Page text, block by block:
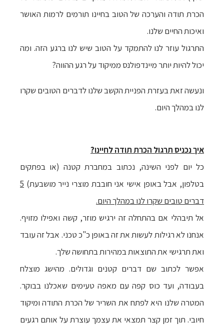
הכרת תודה והערכה של הטוב בחיינו תורמים לרמות האושר
ואיכות החיים שלנו.
התרגול עוזר לנו להתמקד על הטוב שיש לנו ברגע הזה. ומה
יכול להיות יותר מיינדפולנס ממיקוד על רגע ההווה?
ונעשה זאת בעזרת הפניית הקשב שלנו לדברים הטובים שקרו
לנו במהלך היום.
איך נכניס תרגול הכרת תודה לחיינו?
כל יום לפני השינה, נכתוב במחברת קטנה (או בפתקים
בטלפון, אבל באופן אישי אני חובבת מוצרי נייר מושבעת) 5
דברים טובים שקרו לנו במהלך היום.
אל תיבהלי אם בהתחלה זה ירגיש מוזר, קשה ואפילו מזויף.
אנחנו לא רגילות לעשות את זה באופן כ"כ טכני. אבל זה עובד
ואת תרגישי את התוצאות במהירות בתחושה שלך.
אפשר לכתוב שם דברים קטנים וגדולים. מהישג מוצלח
בעבודה, ועד כוס קפה עם מאפה טעימים שאכלנו בבוקר.
המטרה שלנו היא לפתח את השריר של הכרת התודה ומיקוד
חיובי. תוך זמן קצר תמצאי את עצמך עוצרת על אותם רגעים